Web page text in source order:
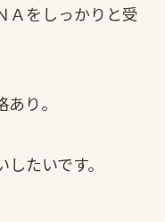
Ａをしっかりと受
り。
たいです。